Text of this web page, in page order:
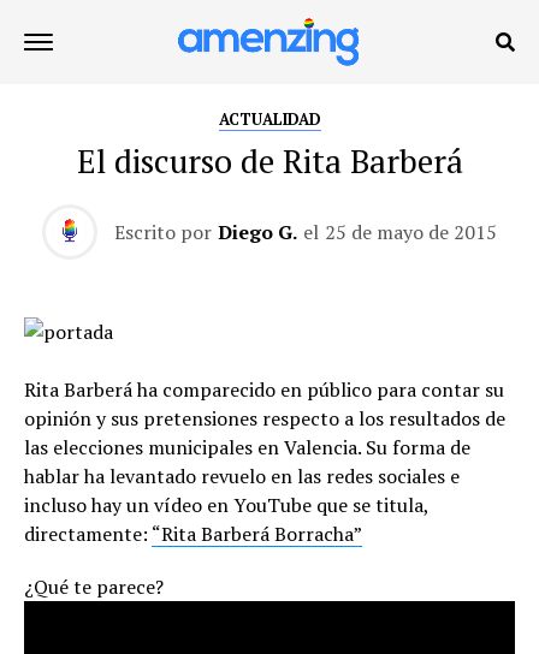
ACTUALIDAD
El discurso de Rita Barberá
Escrito por Diego G. el 25 de mayo de 2015
Rita Barberá ha comparecido en público para contar su
opinión y sus pretensiones respecto a los resultados de
las elecciones municipales en Valencia. Su forma de
hablar ha levantado revuelo en las redes sociales e
incluso hay un vídeo en YouTube que se titula,
directamente: “Rita Barberá Borracha”
¿Qué te parece?